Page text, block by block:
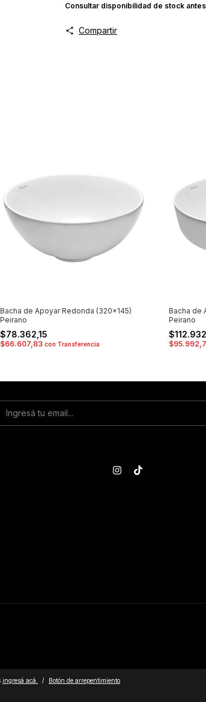
Consultar disponibilidad de stock
Compartir
Bacha de Apoyar Redonda (320x145)
Peirano
$78.362,15
$66.607,83 con Transferencia
Bacha de
Peirano
ingresá acá. / Botón de arrepentimiento